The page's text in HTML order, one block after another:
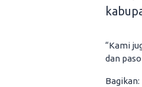
“Kami
dan
Bagikan: